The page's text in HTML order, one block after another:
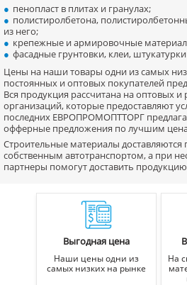
пенопласт в плитах и гранулах;
полистиролбетона,
из него;
крепежные и армировочные
фасадные грунтовки, клеи,
Цены на наши товары одни из самых
постоянных и оптовых покупателей
Вся продукция рассчитана на оптовых
организаций, которые предоставляют
последних ЕВРОПРОМОПТТОРГ
офферные предложения по лучшим
Строительные материалы доставляются
собственным автотранспортом, а при
партнеры помогут доставить
Выгодная цена
Наши цены одни из
самых низких на рынке
На